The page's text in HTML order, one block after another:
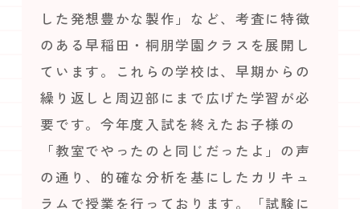
した発想豊かな製作」など、考査に特徴
のある早稲田・桐朋学園クラスを展開し
ています。これらの学校は、早期からの
繰り返しと周辺部にまで広げた学習が必
要です。今年度入試を終えたお子様の
「教室でやったのと同じだったよ」の声
の通り、的確な分析を基にしたカリキュ
ラムで授業を行っております。「試験に